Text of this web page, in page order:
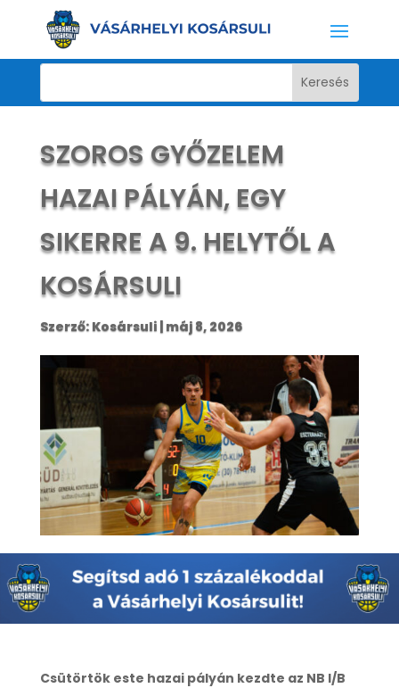
SZOROS GYŐZELEM
HAZAI PÁLYÁN, EGY
SIKERRE A 9. HELYTŐL A
KOSÁRSULI
Szerző: Kosársuli| máj 8, 2026
Csütörtök este hazai pályán kezdte az NB I/B